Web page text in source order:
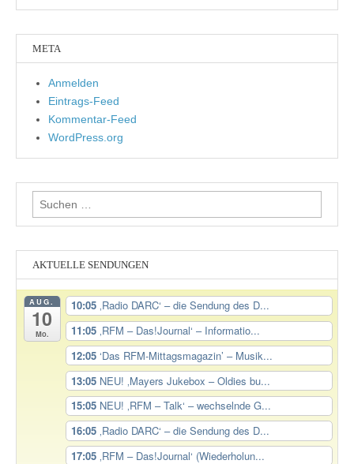
META
Anmelden
Eintrags-Feed
Kommentar-Feed
WordPress.org
Suchen
nach:
AKTUELLE SENDUNGEN
AUG.
10
Mo.
10:05 ‚Radio DARC‘ – die Sendung des D...
11:05 ‚RFM – Das!Journal‘ – Informatio...
12:05 ‘Das RFM-Mittagsmagazin’ – Musik...
13:05 NEU! ‚Mayers Jukebox – Oldies bu...
15:05 NEU! ‚RFM – Talk‘ – wechselnde G...
16:05 ‚Radio DARC‘ – die Sendung des D...
17:05 ‚RFM – Das!Journal‘ (Wiederholun...